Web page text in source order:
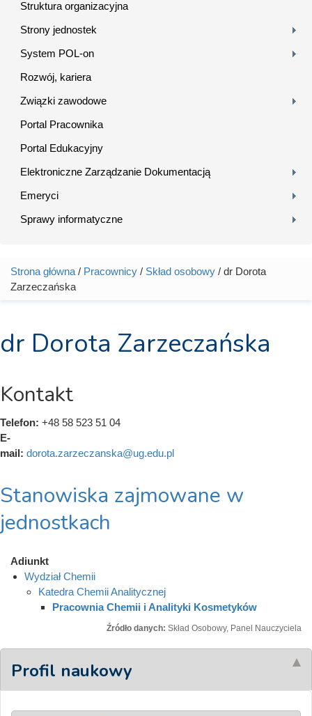
Struktura organizacyjna
Strony jednostek
System POL-on
Rozwój, kariera
Związki zawodowe
Portal Pracownika
Portal Edukacyjny
Elektroniczne Zarządzanie Dokumentacją
Emeryci
Sprawy informatyczne
Jesteś tutaj
Strona główna / Pracownicy / Skład osobowy / dr Dorota
Zarzeczańska
dr Dorota Zarzeczańska
Kontakt
Telefon: +48 58 523 51 04
E-
mail: dorota.zarzeczanska@ug.edu.pl
Stanowiska zajmowane w
jednostkach
Adiunkt
Wydział Chemii
Katedra Chemii Analitycznej
Pracownia Chemii i Analityki Kosmetyków
Źródło danych: Skład Osobowy, Panel Nauczyciela
Profil naukowy